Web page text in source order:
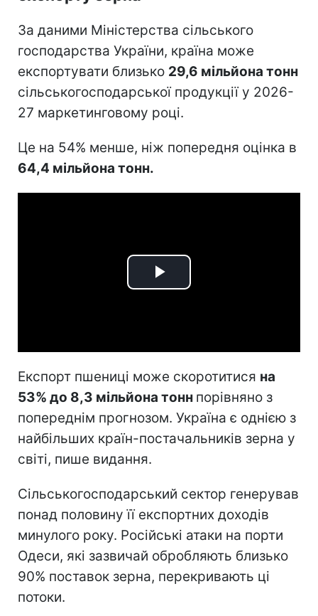
За даними Міністерства сільського
господарства України, країна може
експортувати близько 29,6 мільйона тонн
сільськогосподарської продукції у 2026-
27 маркетинговому році.
Це на 54% менше, ніж попередня оцінка в
64,4 мільйона тонн.
Play
Експорт пшениці може скоротитися на
53% до 8,3 мільйона тонн порівняно з
попереднім прогнозом. Україна є однією з
найбільших країн-постачальників зерна у
світі, пише видання.
Сільськогосподарський сектор генерував
понад половину її експортних доходів
минулого року. Російські атаки на порти
Одеси, які зазвичай обробляють близько
90% поставок зерна, перекривають ці
потоки.